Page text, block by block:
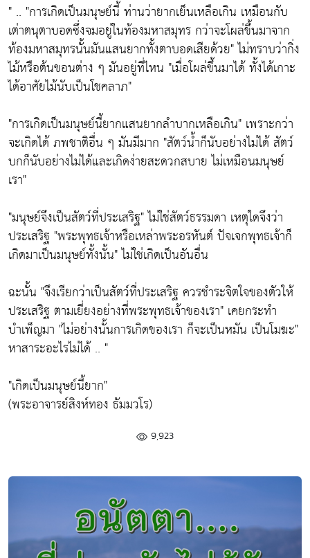
" .. "การเกิดเป็นมนุษย์นี้ ท่านว่ายากเย็นเหลือเกิน เหมือนกับ
เต่าตนุตาบอดซึ่งจมอยู่ในท้องมหาสมุทร กว่าจะโผล่ขึ้นมาจาก
ท้องมหาสมุทรนั้นมันแสนยากทั้งตาบอดเสียด้วย" ไม่ทราบว่ากิ่ง
ไม้หรือต้นขอนต่าง ๆ มันอยู่ที่ไหน "เมื่อโผล่ขึ้นมาได้ ทั้งได้เกาะ
ได้อาศัยไม้นับเป็นโชคลาภ"
"การเกิดเป็นมนุษย์นี้ยากแสนยากลำบากเหลือเกิน" เพราะกว่า
จะเกิดได้ ภพชาติอื่น ๆ มันมีมาก "สัตว์น้ำก็นับอย่างไม่ได้ สัตว์
บกก็นับอย่างไม่ได้และเกิดง่ายสะดวกสบาย ไม่เหมือนมนุษย์
เรา"
"มนุษย์จึงเป็นสัตว์ที่ประเสริฐ" ไม่ใช่สัตว์ธรรมดา เหตุใดจึงว่า
ประเสริฐ "พระพุทธเจ้าหรือเหล่าพระอรหันต์ ปัจเจกพุทธเจ้าก็
เกิดมาเป็นมนุษย์ทั้งนั้น" ไม่ใช่เกิดเป็นอันอื่น
ฉะนั้น "จึงเรียกว่าเป็นสัตว์ที่ประเสริฐ ควรชำระจิตใจของตัวให้
ประเสริฐ ตามเยี่ยงอย่างที่พระพุทธเจ้าของเรา" เคยกระทำ
บำเพ็ญมา "ไม่อย่างนั้นการเกิดของเรา ก็จะเป็นหมัน เป็นโมฆะ"
หาสาระอะไรไม่ได้ .. "
"เกิดเป็นมนุษย์นี้ยาก"
(พระอาจารย์สิงห์ทอง ธัมมวโร)
9,923